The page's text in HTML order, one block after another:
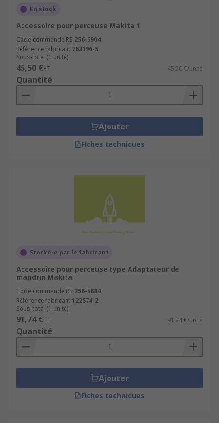
En stock
Accessoire pour perceuse Makita 1
Code commande RS 256-5904
Référence fabricant 763196-5
Sous-total (1 unité)
45,50 €HT 45,50 €/unité
Quantité
Ajouter
Fiches techniques
Stocké-e par le fabricant
Accessoire pour perceuse type Adaptateur de
mandrin Makita
Code commande RS 256-5884
Référence fabricant 122574-2
Sous-total (1 unité)
91,74 €HT 91,74 €/unité
Quantité
Ajouter
Fiches techniques